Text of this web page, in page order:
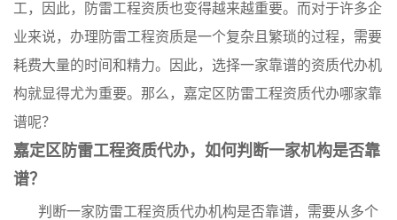
工，因此，防雷工程资质也变得越来越重要。而对于许多企
业来说，办理防雷工程资质是一个复杂且繁琐的过程，需要
耗费大量的时间和精力。因此，选择一家靠谱的资质代办机
构就显得尤为重要。那么，嘉定区防雷工程资质代办哪家靠
谱呢？
嘉定区防雷工程资质代办，如何判断一家机构是否靠
谱？
判断一家防雷工程资质代办机构是否靠谱，需要从多个